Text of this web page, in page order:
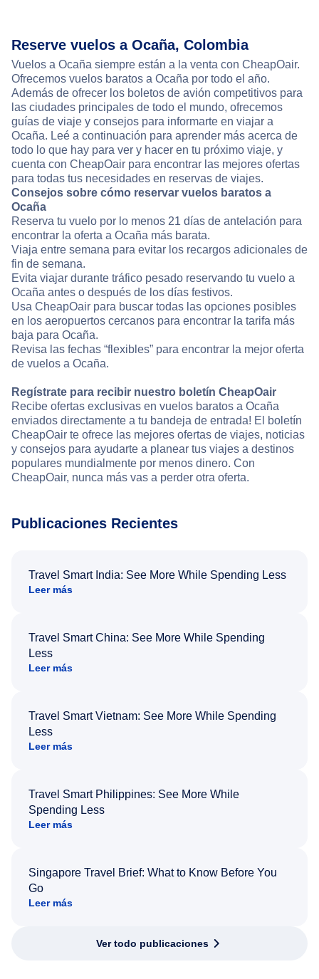
Reserve vuelos a Ocaña, Colombia
Vuelos a Ocaña siempre están a la venta con CheapOair.
Ofrecemos vuelos baratos a Ocaña por todo el año.
Además de ofrecer los boletos de avión competitivos para
las ciudades principales de todo el mundo, ofrecemos
guías de viaje y consejos para informarte en viajar a
Ocaña. Leé a continuación para aprender más acerca de
todo lo que hay para ver y hacer en tu próximo viaje, y
cuenta con CheapOair para encontrar las mejores ofertas
para todas tus necesidades en reservas de viajes.
Consejos sobre cómo reservar vuelos baratos a
Ocaña
Reserva tu vuelo por lo menos 21 días de antelación para
encontrar la oferta a Ocaña más barata.
Viaja entre semana para evitar los recargos adicionales de
fin de semana.
Evita viajar durante tráfico pesado reservando tu vuelo a
Ocaña antes o después de los días festivos.
Usa CheapOair para buscar todas las opciones posibles
en los aeropuertos cercanos para encontrar la tarifa más
baja para Ocaña.
Revisa las fechas “flexibles” para encontrar la mejor oferta
de vuelos a Ocaña.
Regístrate para recibir nuestro boletín CheapOair
Recibe ofertas exclusivas en vuelos baratos a Ocaña
enviados directamente a tu bandeja de entrada! El boletín
CheapOair te ofrece las mejores ofertas de viajes, noticias
y consejos para ayudarte a planear tus viajes a destinos
populares mundialmente por menos dinero. Con
CheapOair, nunca más vas a perder otra oferta.
Publicaciones Recientes
Travel Smart India: See More While Spending Less
Leer más
Travel Smart China: See More While Spending
Less
Leer más
Travel Smart Vietnam: See More While Spending
Less
Leer más
Travel Smart Philippines: See More While
Spending Less
Leer más
Singapore Travel Brief: What to Know Before You
Go
Leer más
Ver todo publicaciones